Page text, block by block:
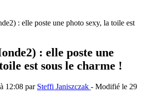
: elle poste une photo sexy, la toile est
: elle poste une
est sous le charme !
12:08 par Steffi Janiszczak - Modifié le 29